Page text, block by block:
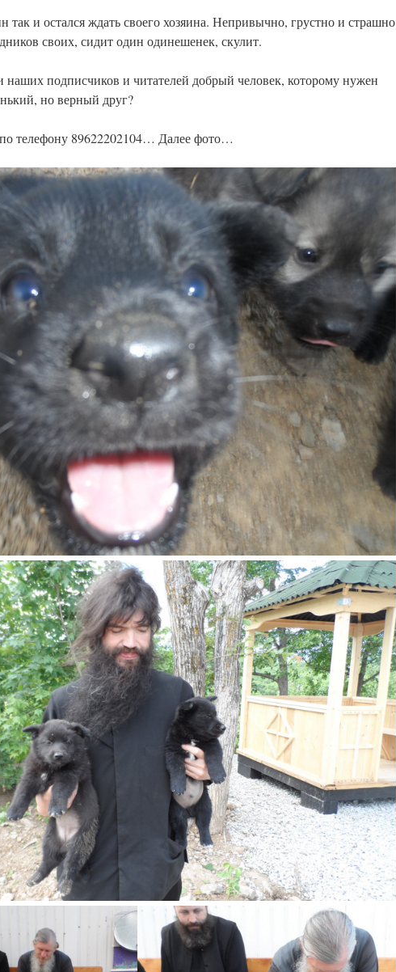
так и остался ждать своего хозяина. Непривычно, грустно и страшно
своих, сидит один одинешенек, скулит.
наших подписчиков и читателей добрый человек, которому нужен
но верный друг?
телефону 89622202104… Далее фото…